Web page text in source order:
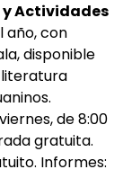
y Actividades
año, con
disponible
literatura
de 8:00
gratuita.
Informes: